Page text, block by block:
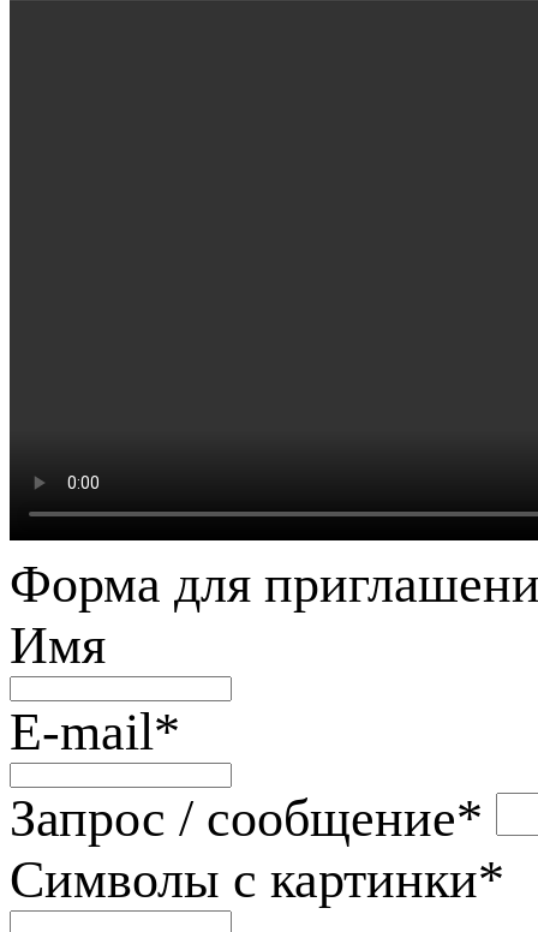
Форма для
Имя
E-mail*
Запрос / сообщение*
Символы с картинки*